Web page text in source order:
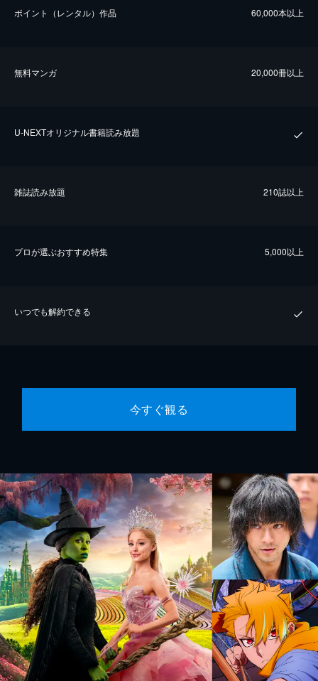
ポイント（レンタル）作品 60,000本以上
無料マンガ 20,000冊以上
U-NEXTオリジナル書籍読み放題
雑誌読み放題 210誌以上
プロが選ぶおすすめ特集 5,000以上
いつでも解約できる
今すぐ観る